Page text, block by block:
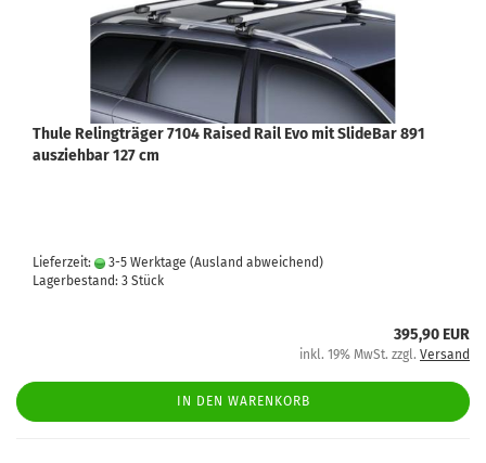
Thule Relingträger 7104 Raised Rail Evo mit SlideBar 891
ausziehbar 127 cm
Lieferzeit: 3-5 Werktage (Ausland abweichend)
Lagerbestand: 3 Stück
395,90 EUR
inkl. 19% MwSt. zzgl. Versand
IN DEN WARENKORB